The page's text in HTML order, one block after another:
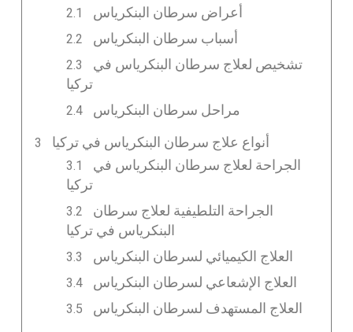
أعراض سرطان البنكرياس
أسباب سرطان البنكرياس
تشخيص لعلاج سرطان البنكرياس في
تركيا
مراحل سرطان البنكرياس
أنواع علاج سرطان البنكرياس في تركيا
الجراحة لعلاج سرطان البنكرياس في
تركيا
الجراحة التلطيفية لعلاج سرطان
البنكرياس في تركيا
العلاج الكيميائي لسرطان البنكرياس
العلاج الإشعاعي لسرطان البنكرياس
العلاج المستهدف لسرطان البنكرياس